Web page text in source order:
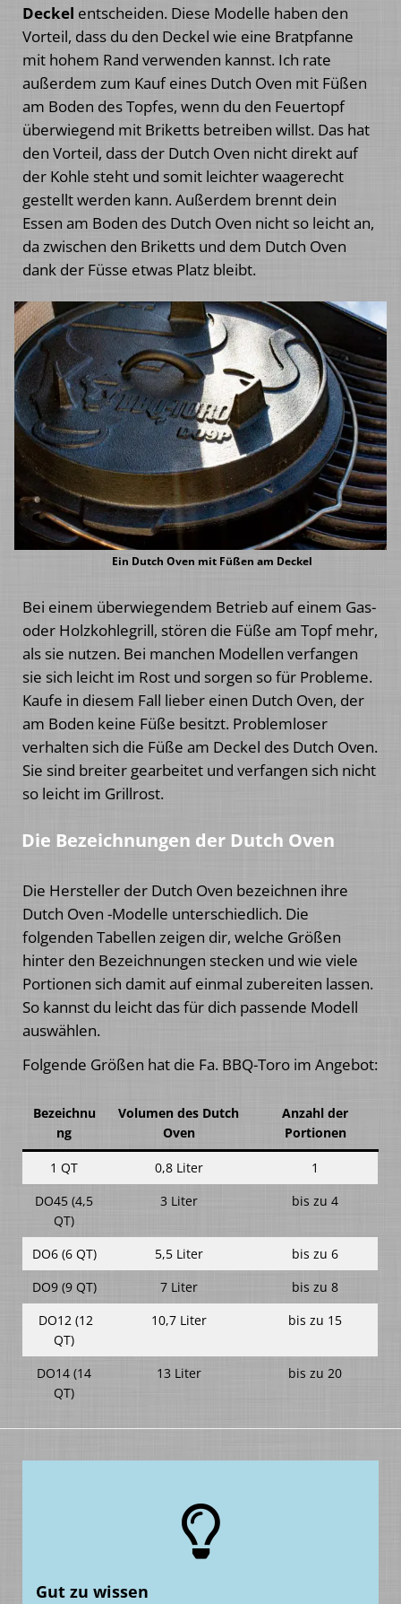
Deckel entscheiden. Diese Modelle haben den
Vorteil, dass du den Deckel wie eine Bratpfanne
mit hohem Rand verwenden kannst. Ich rate
außerdem zum Kauf eines Dutch Oven mit Füßen
am Boden des Topfes, wenn du den Feuertopf
überwiegend mit Briketts betreiben willst. Das hat
den Vorteil, dass der Dutch Oven nicht direkt auf
der Kohle steht und somit leichter waagerecht
gestellt werden kann. Außerdem brennt dein
Essen am Boden des Dutch Oven nicht so leicht an,
da zwischen den Briketts und dem Dutch Oven
dank der Füsse etwas Platz bleibt.
Ein Dutch Oven mit Füßen am Deckel
Bei einem überwiegendem Betrieb auf einem Gas-
oder Holzkohlegrill, stören die Füße am Topf mehr,
als sie nutzen. Bei manchen Modellen verfangen
sie sich leicht im Rost und sorgen so für Probleme.
Kaufe in diesem Fall lieber einen Dutch Oven, der
am Boden keine Füße besitzt. Problemloser
verhalten sich die Füße am Deckel des Dutch Oven.
Sie sind breiter gearbeitet und verfangen sich nicht
so leicht im Grillrost.
Die Bezeichnungen der Dutch Oven
Die Hersteller der Dutch Oven bezeichnen ihre
Dutch Oven -Modelle unterschiedlich. Die
folgenden Tabellen zeigen dir, welche Größen
hinter den Bezeichnungen stecken und wie viele
Portionen sich damit auf einmal zubereiten lassen.
So kannst du leicht das für dich passende Modell
auswählen.
Folgende Größen hat die Fa. BBQ-Toro im Angebot:
Bezeichnu
ng
Volumen des Dutch
Oven
Anzahl der
Portionen
1 QT 0,8 Liter
1
DO45 (4,5
QT)
3 Liter bis zu 4
DO6 (6 QT) 5,5 Liter
bis zu 6
DO9 (9 QT)
7 Liter
bis zu 8
DO12 (12
QT)
10,7 Liter bis zu 15
DO14 (14
QT)
13 Liter bis zu 20
Gut zu wissen